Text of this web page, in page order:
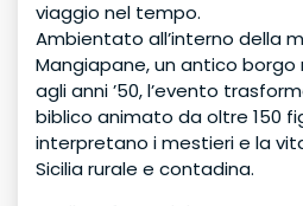
viaggio nel tempo.
Ambientato all’interno della
Mangiapane, un antico
agli anni ’50, l’evento
biblico animato da oltre 150
interpretano i mestieri e la
Sicilia rurale e contadina.